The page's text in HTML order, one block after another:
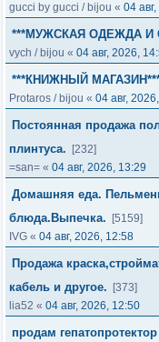
gucci by gucci / bijou « 04
***МУЖСКАЯ ОДЕЖДА И
vych / bijou « 04 авг, 2026,
***КНИЖНЫЙ
Protaros / bijou « 04 авг,
Постоянная продажа
плинтуса.
[232]
=san= « 04 авг, 2026, 13:29
Домашняя еда.
блюда.Выпечка.
[5159]
IVG « 04 авг, 2026, 12:58
Продажа
кабель и другое.
[373]
lia52 « 04 авг, 2026, 12:50
продам